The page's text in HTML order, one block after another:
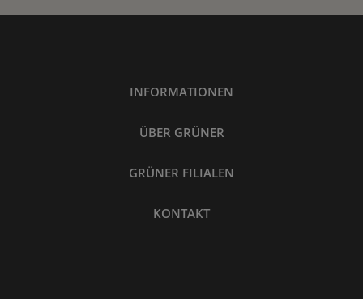
INFORMATIONEN
ÜBER GRÜNER
GRÜNER FILIALEN
KONTAKT